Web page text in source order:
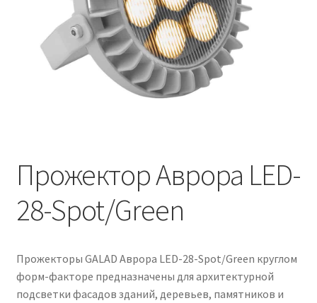
Корзина
Маркировка опор «Opora engineering»
кронштейнов «Opora Engineering»
Отправить заявку
Политика конфиденциальности
Прожектор Аврора LED-
28-Spot/Green
Прожекторы GALAD Аврора LED-28-Spot/Green круглом
форм-факторе предназначены для архитектурной
подсветки фасадов зданий, деревьев, памятников и